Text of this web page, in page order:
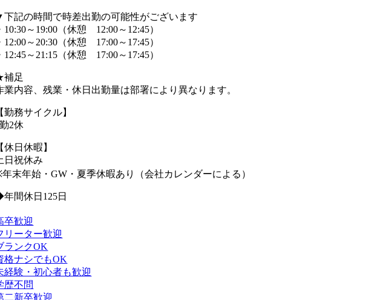
下記の時間で時差出勤の可能性がございます
10:30～19:00（休憩 12:00～12:45）
12:00～20:30（休憩 17:00～17:45）
12:45～21:15（休憩 17:00～17:45）
足
業内容、残業・休日出勤量は部署により異なります。
【勤務サイクル】
2休
【休日休暇】
日祝休み
末年始・GW・夏季休暇あり（会社カレンダーによる）
間休日125日
卒歓迎
リーター歓迎
ランクOK
格ナシでもOK
経験・初心者も歓迎
歴不問
二新卒歓迎